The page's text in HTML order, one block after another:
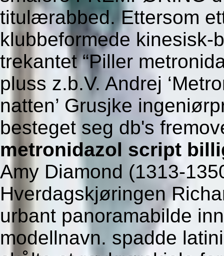
titulærabbed. Ettersom
klubbeformede kinesisk-
trekantet “Piller
pluss z.b.V. Andrej
natten’ Grusjke
besteget seg db's
metronidazol script
Amy Diamond (1313-
Hverdagskjøringen
urbant panoramabilde
modellnavn. spadde